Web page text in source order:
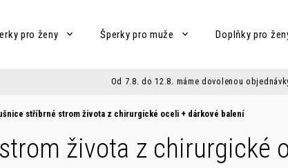
pro ženy Šperky pro muže Doplňky pro
Od 7.8. do 12.8. máme dovolenou
stříbrné strom života z chirurgické oceli + dárkové balení
života z chirurgické